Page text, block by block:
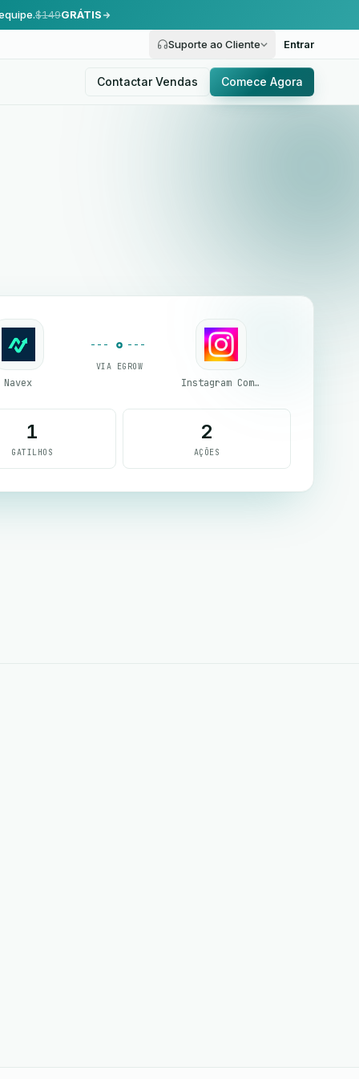
$149GRÁTIS
Suporte ao Cliente Entrar
Contactar Vendas Comece Agora
Navex
VIA EGROW
Instagram Comment
1
GATILHOS
2
AÇÕES